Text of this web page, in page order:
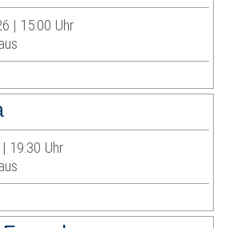
| 15:00 Uhr
19:30 Uhr